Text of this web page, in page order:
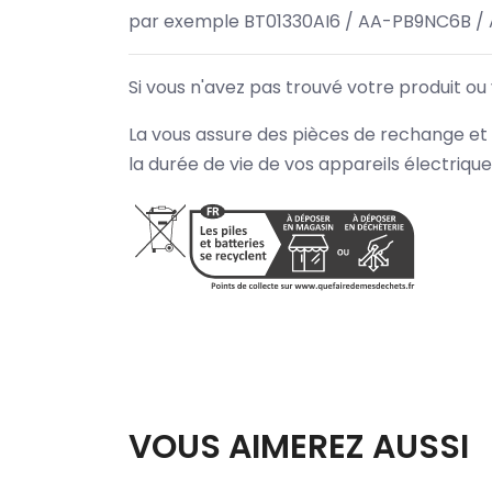
par exemple BT01330AI6 / AA-PB9NC6B
Si vous n'avez pas trouvé votre produit
La vous assure des pièces de rechange
la durée de vie de vos appareils
VOUS AIMEREZ AUSSI